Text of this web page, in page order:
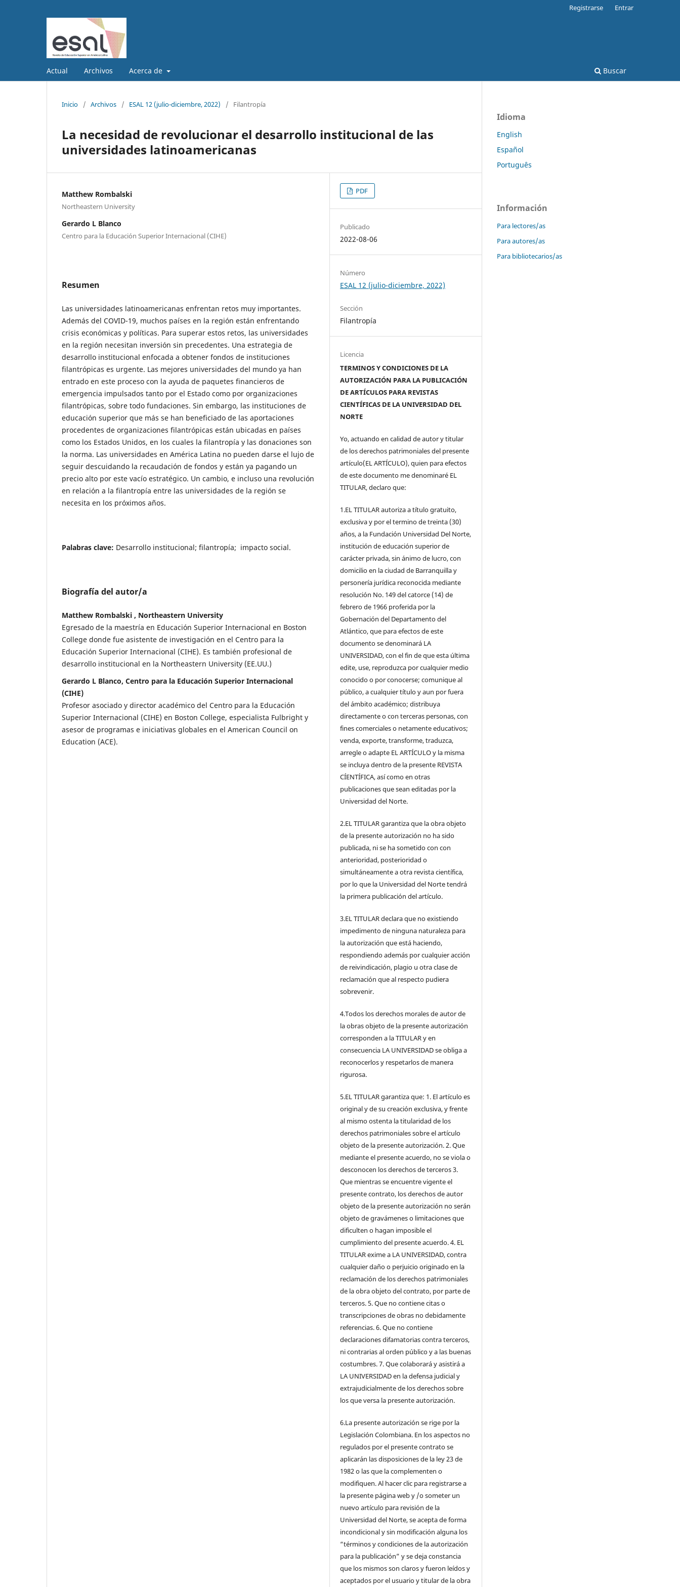
Actual Archivos Acerca de Buscar
Registrarse Entrar
Inicio / Archivos / ESAL 12 (julio-diciembre, 2022) / Filantropía
La necesidad de revolucionar el desarrollo institucional de las
universidades latinoamericanas
Matthew Rombalski
Northeastern University
Gerardo L Blanco
Centro para la Educación Superior Internacional (CIHE)
Resumen
Las universidades latinoamericanas enfrentan retos muy importantes.
Además del COVID-19, muchos países en la región están enfrentando
crisis económicas y políticas. Para superar estos retos, las universidades
en la región necesitan inversión sin precedentes. Una estrategia de
desarrollo institucional enfocada a obtener fondos de instituciones
filantrópicas es urgente. Las mejores universidades del mundo ya han
entrado en este proceso con la ayuda de paquetes financieros de
emergencia impulsados tanto por el Estado como por organizaciones
filantrópicas, sobre todo fundaciones. Sin embargo, las instituciones de
educación superior que más se han beneficiado de las aportaciones
procedentes de organizaciones filantrópicas están ubicadas en países
como los Estados Unidos, en los cuales la filantropía y las donaciones son
la norma. Las universidades en América Latina no pueden darse el lujo de
seguir descuidando la recaudación de fondos y están ya pagando un
precio alto por este vacío estratégico. Un cambio, e incluso una revolución
en relación a la filantropía entre las universidades de la región se
necesita en los próximos años.
Palabras clave: Desarrollo institucional; filantropía; impacto social.
Biografía del autor/a
Matthew Rombalski , Northeastern University
Egresado de la maestría en Educación Superior Internacional en Boston
College donde fue asistente de investigación en el Centro para la
Educación Superior Internacional (CIHE). Es también profesional de
desarrollo institucional en la Northeastern University (EE.UU.)
Gerardo L Blanco, Centro para la Educación Superior Internacional
(CIHE)
Profesor asociado y director académico del Centro para la Educación
Superior Internacional (CIHE) en Boston College, especialista Fulbright y
asesor de programas e iniciativas globales en el American Council on
Education (ACE).
PDF
Publicado
2022-08-06
Número
ESAL 12 (julio-diciembre, 2022)
Sección
Filantropía
Licencia
TERMINOS Y CONDICIONES DE LA
AUTORIZACIÓN PARA LA PUBLICACIÓN
DE ARTÍCULOS PARA REVISTAS
CIENTÍFICAS DE LA UNIVERSIDAD DEL
NORTE
Yo, actuando en calidad de autor y titular
de los derechos patrimoniales del presente
artículo(EL ARTÍCULO), quien para efectos
de este documento me denominaré EL
TITULAR, declaro que:
1.EL TITULAR autoriza a título gratuito,
exclusiva y por el termino de treinta (30)
años, a la Fundación Universidad Del Norte,
institución de educación superior de
carácter privada, sin ánimo de lucro, con
domicilio en la ciudad de Barranquilla y
personería jurídica reconocida mediante
resolución No. 149 del catorce (14) de
febrero de 1966 proferida por la
Gobernación del Departamento del
Atlántico, que para efectos de este
documento se denominará LA
UNIVERSIDAD, con el fin de que esta última
edite, use, reproduzca por cualquier medio
conocido o por conocerse; comunique al
público, a cualquier título y aun por fuera
del ámbito académico; distribuya
directamente o con terceras personas, con
fines comerciales o netamente educativos;
venda, exporte, transforme, traduzca,
arregle o adapte EL ARTÍCULO y la misma
se incluya dentro de la presente REVISTA
CÍENTÍFICA, así como en otras
publicaciones que sean editadas por la
Universidad del Norte.
2.EL TITULAR garantiza que la obra objeto
de la presente autorización no ha sido
publicada, ni se ha sometido con con
anterioridad, posterioridad o
simultáneamente a otra revista científica,
por lo que la Universidad del Norte tendrá
la primera publicación del artículo.
3.EL TITULAR declara que no existiendo
impedimento de ninguna naturaleza para
la autorización que está haciendo,
respondiendo además por cualquier acción
de reivindicación, plagio u otra clase de
reclamación que al respecto pudiera
sobrevenir.
4.Todos los derechos morales de autor de
la obras objeto de la presente autorización
corresponden a la TITULAR y en
consecuencia LA UNIVERSIDAD se obliga a
reconocerlos y respetarlos de manera
rigurosa.
5.EL TITULAR garantiza que: 1. El artículo es
original y de su creación exclusiva, y frente
al mismo ostenta la titularidad de los
derechos patrimoniales sobre el artículo
objeto de la presente autorización. 2. Que
mediante el presente acuerdo, no se viola o
desconocen los derechos de terceros 3.
Que mientras se encuentre vigente el
presente contrato, los derechos de autor
objeto de la presente autorización no serán
objeto de gravámenes o limitaciones que
dificulten o hagan imposible el
cumplimiento del presente acuerdo. 4. EL
TITULAR exime a LA UNIVERSIDAD, contra
cualquier daño o perjuicio originado en la
reclamación de los derechos patrimoniales
de la obra objeto del contrato, por parte de
terceros. 5. Que no contiene citas o
transcripciones de obras no debidamente
referencias. 6. Que no contiene
declaraciones difamatorias contra terceros,
ni contrarias al orden público y a las buenas
costumbres. 7. Que colaborará y asistirá a
LA UNIVERSIDAD en la defensa judicial y
extrajudicialmente de los derechos sobre
los que versa la presente autorización.
6.La presente autorización se rige por la
Legislación Colombiana. En los aspectos no
regulados por el presente contrato se
aplicarán las disposiciones de la ley 23 de
1982 o las que la complementen o
modifiquen. Al hacer clic para registrarse a
la presente página web y /o someter un
nuevo artículo para revisión de la
Universidad del Norte, se acepta de forma
incondicional y sin modificación alguna los
“términos y condiciones de la autorización
para la publicación” y se deja constancia
que los mismos son claros y fueron leídos y
aceptados por el usuario y titular de la obra
Idioma
English
Español
Português
Información
Para lectores/as
Para autores/as
Para bibliotecarios/as